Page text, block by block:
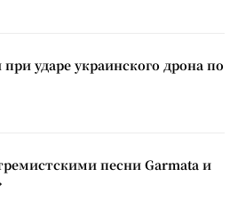
ударе украинского дрона по
песни Garmata и